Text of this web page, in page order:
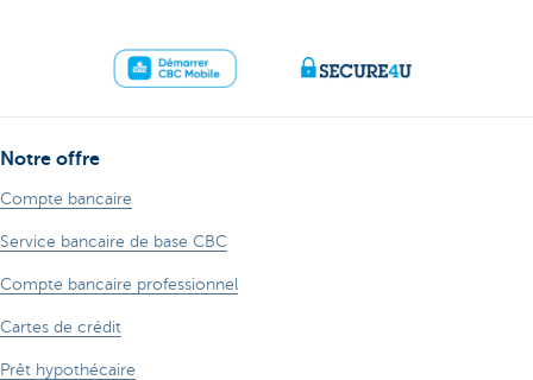
Notre offre
Compte bancaire
Service bancaire de base CBC
Compte bancaire professionnel
Cartes de crédit
Prêt hypothécaire